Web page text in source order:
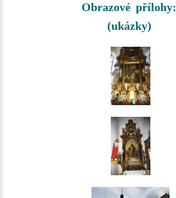
Obrazové přílohy:
(ukázky)